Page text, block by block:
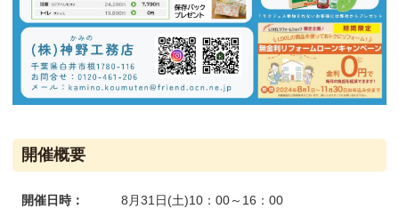
開催概要
開催日時： 8月31日(土)10：00～16：00